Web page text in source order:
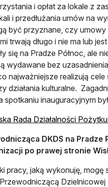
i opłat za lokale z
i przedłużania umów na
być przyznane, czy
trwają długo i nie ma lub
się na Pradze Północ, ale
wydawane bez
najważniejsze realizują
działania kulturalne.
spotkaniu inauguracyjnym
Rada Działalności
DKDS na
po prawej stronie
pracy, jaką wykonuję,